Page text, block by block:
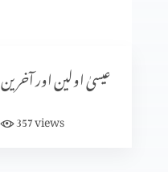
ابدی سلامتی
عیسیٰ اولین اور آخرین
357views